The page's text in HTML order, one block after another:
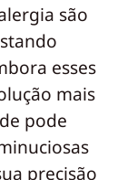
são
esses
mais
pode
precisão